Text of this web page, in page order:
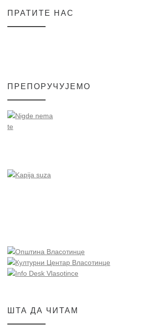
ПРАТИТЕ НАС
ПРЕПОРУЧУЈЕМО
ШТА ДА ЧИТАМ